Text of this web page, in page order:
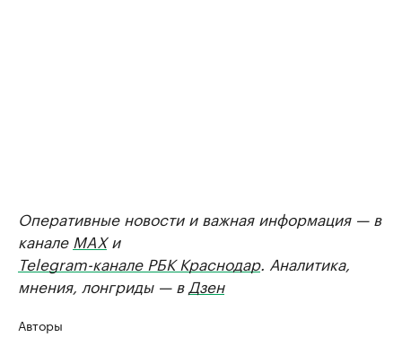
Оперативные новости и важная информация — в
канале MAXи
Telegram-канале РБК Краснодар. Аналитика,
мнения, лонгриды — в Дзен
Авторы